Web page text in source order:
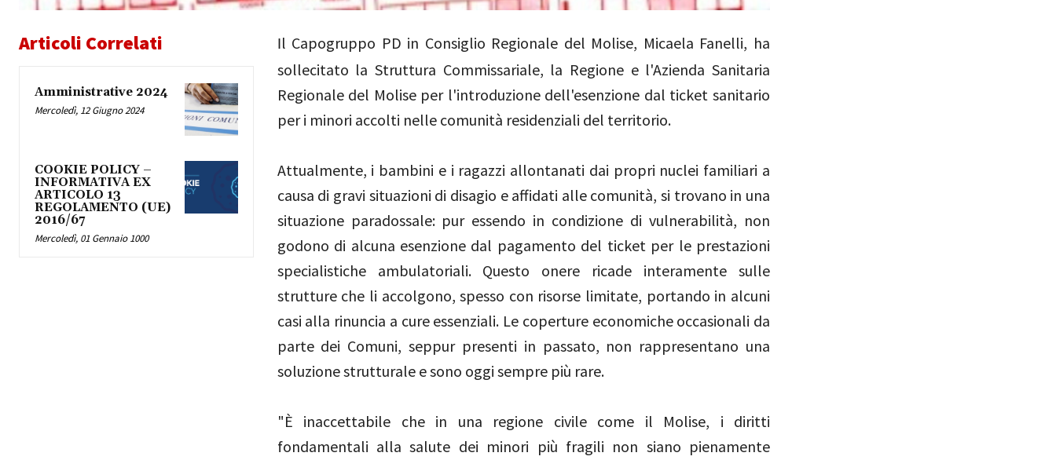
Articoli Correlati
Amministrative 2024
Mercoledì, 12 Giugno 2024
COOKIE POLICY –
INFORMATIVA EX
ARTICOLO 13
REGOLAMENTO (UE)
2016/67
Mercoledì, 01 Gennaio 1000
l Capogruppo PD in Consiglio Regionale del Molise, Micaela Fanelli, ha
sollecitato la Struttura Commissariale, la Regione e l'Azienda Sanitaria
Regionale del Molise per l'introduzione dell'esenzione dal ticket sanitario
per i minori accolti nelle comunità residenziali del territorio.
Attualmente, i bambini e i ragazzi allontanati dai propri nuclei familiari a
causa di gravi situazioni di disagio e affidati alle comunità, si trovano in una
situazione paradossale: pur essendo in condizione di vulnerabilità, non
godono di alcuna esenzione dal pagamento del ticket per le prestazioni
specialistiche ambulatoriali. Questo onere ricade interamente sulle
strutture che li accolgono, spesso con risorse limitate, portando in alcuni
casi alla rinuncia a cure essenziali. Le coperture economiche occasionali da
parte dei Comuni, seppur presenti in passato, non rappresentano una
soluzione strutturale e sono oggi sempre più rare.
"È inaccettabile che in una regione civile come il Molise, i diritti
fondamentali alla salute dei minori più fragili non siano pienamente